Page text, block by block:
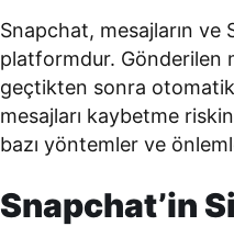
Snapchat, mesajların ve
platformdur. Gönderilen
geçtikten sonra otomatik
mesajları kaybetme
bazı yöntemler ve
Snapchat’in